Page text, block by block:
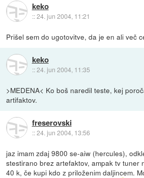
keko
::24. jun 2004, 11:21
Prišel sem do ugotovitve, da je en ali več
keko
::24. jun 2004, 11:35
>MEDENA< Ko boš naredil teste, kej
artifaktov.
freserovski
::24. jun 2004, 13:56
jaz imam zdaj 9800 se-aiw (hercules),
stestirano brez artefaktov, ampak tv tuner
40 k, če kupi kdo z priloženim daljincem.